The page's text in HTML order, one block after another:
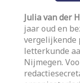
Julia van der
jaar oud en
vergelijkende
letterkunde
Nijmegen.